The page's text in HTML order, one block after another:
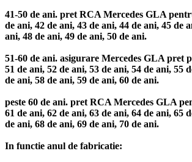
41-50 de ani. pret RCA Mercedes GLA
de ani, 42 de ani, 43 de ani, 44 de ani, 45 de
ani, 48 de ani, 49 de ani, 50 de ani.
51-60 de ani. asigurare Mercedes GLA pret
51 de ani, 52 de ani, 53 de ani, 54 de ani, 55
de ani, 58 de ani, 59 de ani, 60 de ani.
peste 60 de ani. pret RCA Mercedes GLA
61 de ani, 62 de ani, 63 de ani, 64 de ani, 65
de ani, 68 de ani, 69 de ani, 70 de ani.
In functie anul de fabricatie: